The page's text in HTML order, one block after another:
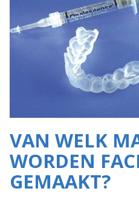
VAN WELK
WORDEN
GEMAAKT?